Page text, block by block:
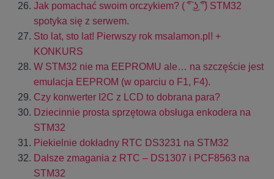
Jak pomachać swoim orczykiem? ( ͡° ͜ʖ ͡°) STM32
spotyka się z serwem.
Sto lat, sto lat! Pierwszy rok msalamon.pl! +
KONKURS
W STM32 nie ma EEPROMU ale… na szczęście jest
emulacja EEPROM (w oparciu o F1, F4).
Czy konwerter I2C z LCD to dobrana para?
Dziecinnie prosta sprzętowa obsługa enkodera na
STM32
Piekielnie dokładny RTC DS3231 na STM32
Dalsze zmagania z RTC – DS1307 i PCF8563 na
STM32